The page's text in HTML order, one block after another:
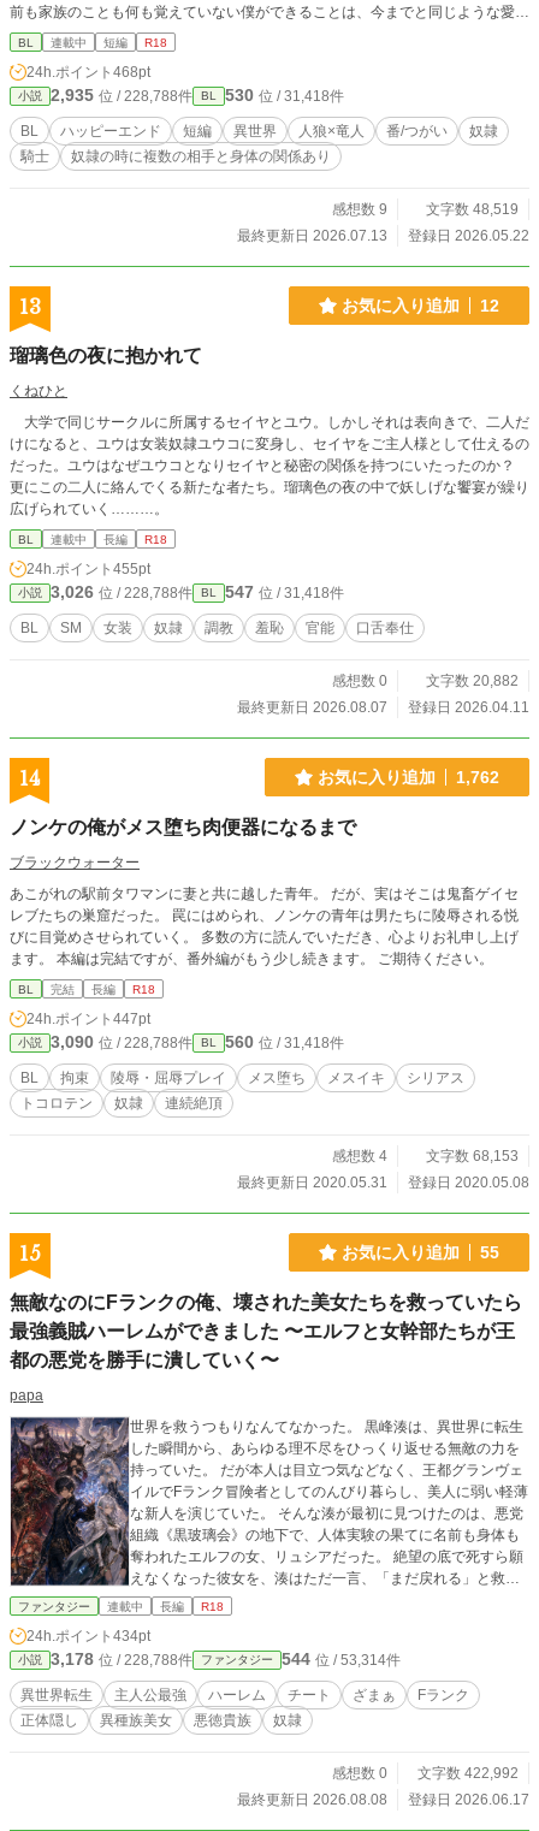
前も家族のことも何も覚えていない僕ができることは、今までと同じような愛玩
動物という仕事だけ。 そう思って保護してくれた人狼族の青年に愛玩具として
恩返ししようとしたら── 生後間もなく攫われて奴隷にされていた竜人族の少年
（成人済）と彼を助け出した人狼族の騎士の青年が結ばれるまでの話の予定で
す。 前半は主人公の竜人の辛い描写がありますが、あとはほのぼのイチャイチ
ャになる予定です。 例により突発的なので予定は未定です。更新は不定期。
BL 連載中 短編 R18
24h.ポイント 468pt
小説 2,935 位 / 228,788件 BL 530 位 / 31,418件
BL ハッピーエンド 短編 異世界 人狼×竜人 番/つがい
奴隷
騎士
奴隷の時に複数の相手と身体の関係あり
感想数 9
文字数 48,519
最終更新日 2026.07.13
登録日 2026.05.22
13 お気に入り追加 12
瑠璃色の夜に抱かれて
くねひと
大学で同じサークルに所属するセイヤとユウ。しかしそれは表向きで、二人だ
けになると、ユウは女装奴隷ユウコに変身し、セイヤをご主人様として仕えるの
だった。ユウはなぜユウコとなりセイヤと秘密の関係を持つにいたったのか？
更にこの二人に絡んでくる新たな者たち。瑠璃色の夜の中で妖しげな饗宴が繰り
広げられていく………。
BL 連載中 長編 R18
24h.ポイント 455pt
小説 3,026 位 / 228,788件 BL 547 位 / 31,418件
BL SM 女装 奴隷 調教 羞恥 官能 口舌奉仕
感想数 0
文字数 20,882
最終更新日 2026.08.07
登録日 2026.04.11
14 お気に入り追加 1,762
ノンケの俺がメス堕ち肉便器になるまで
ブラックウォーター
あこがれの駅前タワマンに妻と共に越した青年。 だが、実はそこは鬼畜ゲイセ
レブたちの巣窟だった。 罠にはめられ、ノンケの青年は男たちに陵辱される悦
びに目覚めさせられていく。 多数の方に読んでいただき、心よりお礼申し上げ
ます。 本編は完結ですが、番外編がもう少し続きます。 ご期待ください。
BL 完結 長編 R18
24h.ポイント 447pt
小説 3,090 位 / 228,788件 BL 560 位 / 31,418件
BL 拘束 陵辱・屈辱プレイ メス堕ち メスイキ
シリアス
トコロテン
奴隷 連続絶頂
感想数 4
文字数 68,153
最終更新日 2020.05.31
登録日 2020.05.08
15 お気に入り追加 55
無敵なのにFランクの俺、壊された美女たちを救っていたら
最強義賊ハーレムができました 〜エルフと女幹部たちが王
都の悪党を勝手に潰していく〜
papa
世界を救うつもりなんてなかった。 黒峰湊は、異世界に転生
した瞬間から、あらゆる理不尽をひっくり返せる無敵の力を
持っていた。 だが本人は目立つ気などなく、王都グランヴェ
イルでFランク冒険者としてのんびり暮らし、美人に弱い軽薄
な新人を演じていた。 そんな湊が最初に見つけたのは、悪党
組織《黒玻璃会》の地下で、人体実験の果てに名前も身体も
奪われたエルフの女、リュシアだった。 絶望の底で死すら願
えなくなった彼女を、湊はただ一言、「まだ戻れる」と救い
上げる。 そこから始まったのは、壊された女たちの逆襲だっ
りを契約書で奪われた鍛冶師、翼を研究材料にされた翼人、
悪と決めつけられた魔族、強さだけを売られてきた竜人。 湊
に救われ、リュシアに迎えられた彼女たちは、それぞれの部
隊を率い、王都の裏側に巣食う五大悪党を侵食していく。 騎
士団は彼女たちを新たな脅威と疑い、ギルドは第五勢力とし
受付嬢に軽口を叩き、女騎士に「危なっかしい」と説教され
ファンタジー 連載中 長編 R18
24h.ポイント 434pt
小説 3,178 位 / 228,788件 ファンタジー 544 位 / 53,314件
異世界転生 主人公最強 ハーレム チート ざまぁ
Fランク
正体隠し
異種族美女 悪徳貴族 奴隷
感想数 0
文字数 422,992
最終更新日 2026.08.08
登録日 2026.06.17